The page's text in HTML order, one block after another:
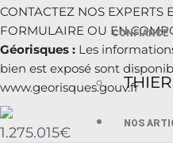
CONFIANCE
NOS
CONTACTEZ NOS EXPERTS
FORMULAIRE OU EN
Géorisques : Les
bien est exposé sont
www.georisques.gouv.fr
1.275.015€